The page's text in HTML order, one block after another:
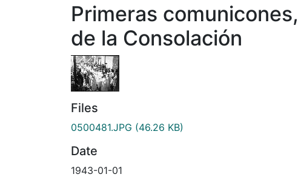
Primeras
de la Consolación
Files
0500481.JPG (46.26 KB)
Date
1943-01-01